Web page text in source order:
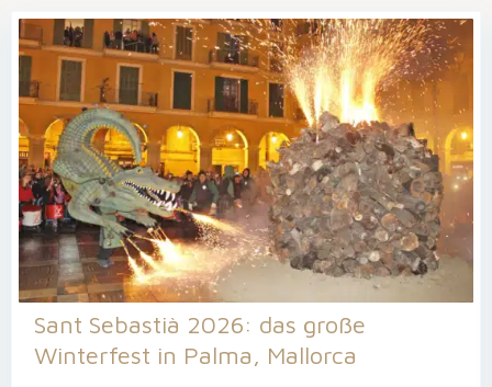
Sant Sebastià 2026: das große
Winterfest in Palma, Mallorca